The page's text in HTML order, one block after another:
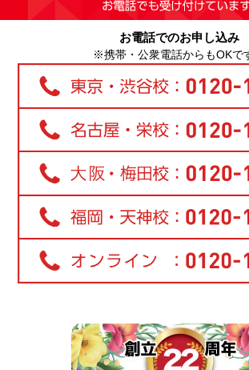
お電話でのお申し込み
※携帯・公衆電話からもOKで